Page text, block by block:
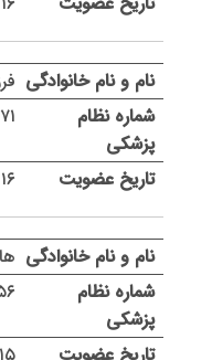
۱۶ اسفند ۱۴۰۳